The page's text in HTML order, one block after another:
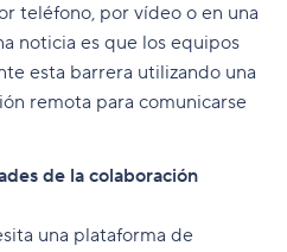
teléfono, por vídeo o en una
noticia es que los equipos
esta barrera utilizando una
remota para comunicarse
de la colaboración
una plataforma de